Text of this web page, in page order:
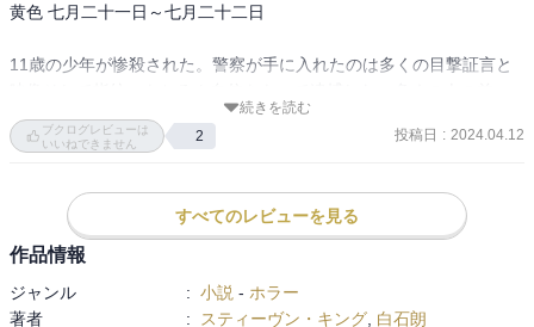
黄色 七月二十一日～七月二十二日
11歳の少年が惨殺された。警察が手に入れたのは多くの目撃証言と
で………
ところが完璧なアリバイが確認された？？
疑問なのは、アメリカの警察は逮捕前に容疑者のアリバイを調べな
いの？？ってこと
続きを読む
ブクログレビューは
いいねできません
2 投稿日 : 2024.04.12
すべてのレビューを見る
作品情報
ジャンル : 小説 - ホラー
著者
: スティーヴン・キング 白石朗